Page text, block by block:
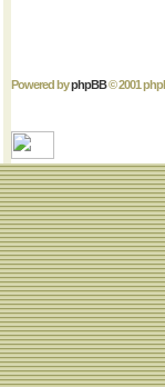
Powered byphpBB© 2001